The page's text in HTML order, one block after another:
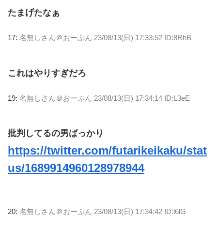
たまげたなぁ
17: 名無しさん＠おーぷん 23/08/13(日) 17:33:52 ID:8RhB
これはやりすぎだろ
19: 名無しさん＠おーぷん 23/08/13(日) 17:34:14 ID:L3eE
批判してるの男ばっかり
https://twitter.com/futarikeikaku/stat
us/1689914960128978944
20: 名無しさん＠おーぷん 23/08/13(日) 17:34:42 ID:l6lG